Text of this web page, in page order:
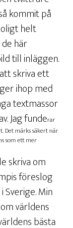
kommit på
helt
här
till inläggen.
skriva ett
ihop med
textmassor
Jag funderar
Det märks säkert när
som ett mer
skriva om
föreslog
Sverige. Min
världens
bästa